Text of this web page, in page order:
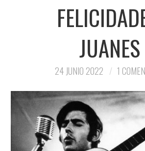
MIS VIAJES
JUANES
24 JUNIO 2022 1